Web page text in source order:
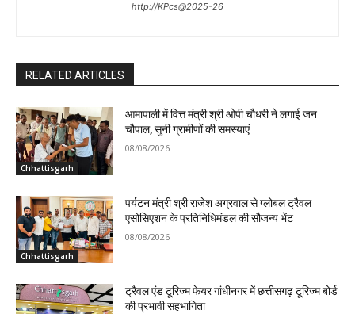
http://KPcs@2025-26
RELATED ARTICLES
Chhattisgarh
आमापाली में वित्त मंत्री श्री ओपी चौधरी ने लगाई जन
चौपाल, सुनी ग्रामीणों की समस्याएं
08/08/2026
Chhattisgarh
पर्यटन मंत्री श्री राजेश अग्रवाल से ग्लोबल ट्रैवल
एसोसिएशन के प्रतिनिधिमंडल की सौजन्य भेंट
08/08/2026
ट्रैवल एंड टूरिज्म फेयर गांधीनगर में छत्तीसगढ़ टूरिज्म बोर्ड
की प्रभावी सहभागिता